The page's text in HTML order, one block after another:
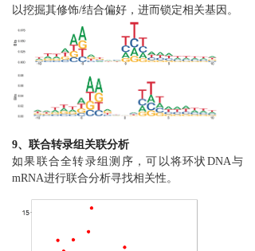
以挖掘其修饰/结合偏好，进而锁定相关基因。
9、联合转录组关联分析
如果联合全转录组测序，可以将环状DNA与
mRNA进行联合分析寻找相关性。